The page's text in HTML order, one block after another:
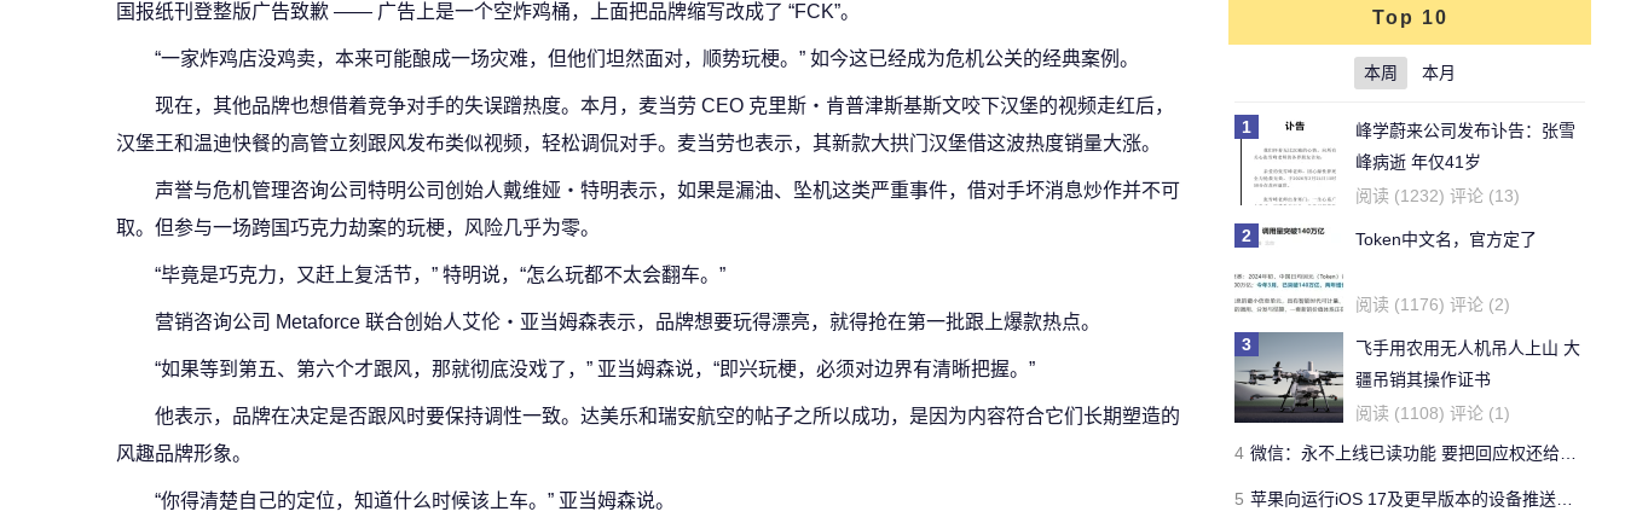
国报纸刊登整版广告致歉 —— 广告上是一个空炸鸡桶，上面把品牌缩写改成了 “FCK”。
“一家炸鸡店没鸡卖，本来可能酿成一场灾难，但他们坦然面对，顺势玩梗。” 如今这已经成为危机公关的经典案例。
现在，其他品牌也想借着竞争对手的失误蹭热度。本月，麦当劳 CEO 克里斯・肯普津斯基斯文咬下汉堡的视频走红后，
汉堡王和温迪快餐的高管立刻跟风发布类似视频，轻松调侃对手。麦当劳也表示，其新款大拱门汉堡借这波热度销量大涨。
声誉与危机管理咨询公司特明公司创始人戴维娅・特明表示，如果是漏油、坠机这类严重事件，借对手坏消息炒作并不可
取。但参与一场跨国巧克力劫案的玩梗，风险几乎为零。
“毕竟是巧克力，又赶上复活节，” 特明说，“怎么玩都不太会翻车。”
营销咨询公司 Metaforce 联合创始人艾伦・亚当姆森表示，品牌想要玩得漂亮，就得抢在第一批跟上爆款热点。
“如果等到第五、第六个才跟风，那就彻底没戏了，” 亚当姆森说，“即兴玩梗，必须对边界有清晰把握。”
他表示，品牌在决定是否跟风时要保持调性一致。达美乐和瑞安航空的帖子之所以成功，是因为内容符合它们长期塑造的
风趣品牌形象。
“你得清楚自己的定位，知道什么时候该上车。” 亚当姆森说。
Top 10
本周 本月
1
峰学蔚来公司发布讣告：张雪
峰病逝 年仅41岁
阅读 (1232) 评论 (13)
2 Token中文名，官方定了
阅读 (1176) 评论 (2)
3
飞手用农用无人机吊人上山 大
疆吊销其操作证书
阅读 (1108) 评论 (1)
4 微信：永不上线已读功能 要把回应权还给用户
5 苹果向运行iOS 17及更早版本的设备推送关键安全警报 提醒用户防范网络攻击